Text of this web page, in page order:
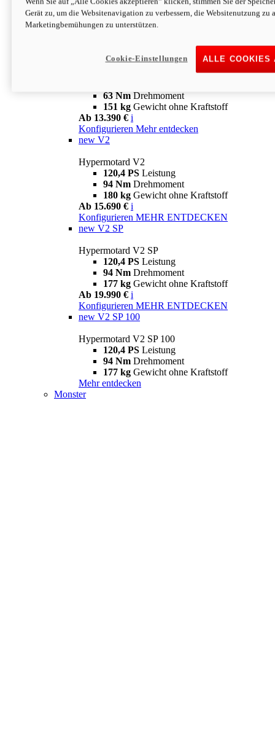
63 NmDrehmoment
151 kgGewicht ohne Kraftstoff
Ab 13.890 € i
63 Nm Drehmoment
151 kg Gewicht ohne Kraftstoff
Ab 13.390 € i
Konfigurieren Mehr entdecken
new V2
Hypermotard V2
120,4 PS Leistung
94 Nm Drehmoment
180 kg Gewicht ohne Kraftstoff
Ab 15.690 € i
Konfigurieren MEHR ENTDECKEN
new V2 SP
Hypermotard V2 SP
120,4 PS Leistung
94 Nm Drehmoment
177 kg Gewicht ohne Kraftstoff
Ab 19.990 € i
Konfigurieren MEHR ENTDECKEN
new V2 SP 100
Hypermotard V2 SP 100
120,4 PS Leistung
94 Nm Drehmoment
177 kg Gewicht ohne Kraftstoff
Mehr entdecken
Monster
Gerät zu, um die Websitenavigation zu verbessern, die Websitenutzung zu
Marketingbemühungen zu unterstützen.
ALLE COOKIES
Cookie-Einstellungen